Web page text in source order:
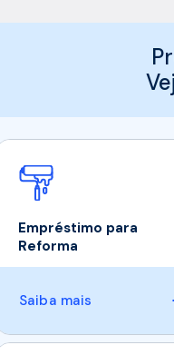
Empréstimo para
Reforma
Saiba mais